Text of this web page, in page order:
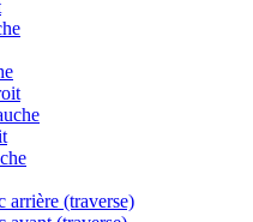
arrière (traverse)